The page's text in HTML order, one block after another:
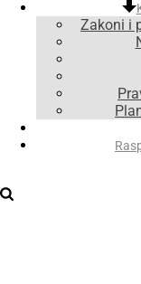
Zakoni i